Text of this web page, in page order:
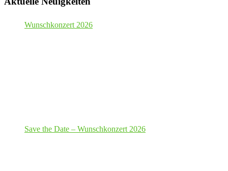
Wunschkonzert 2026
Save the Date – Wunschkonzert 2026